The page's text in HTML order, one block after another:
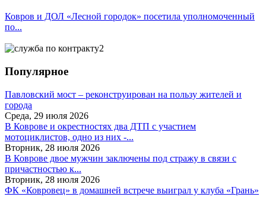
Ковров и ДОЛ «Лесной городок» посетила уполномоченный
по...
Популярное
Павловский мост – реконструирован на пользу жителей и
города
Среда, 29 июля 2026
В Коврове и окрестностях два ДТП с участием
мотоциклистов, одно из них -...
Вторник, 28 июля 2026
В Коврове двое мужчин заключены под стражу в связи с
причастностью к...
Вторник, 28 июля 2026
ФК «Ковровец» в домашней встрече выиграл у клуба «Грань»